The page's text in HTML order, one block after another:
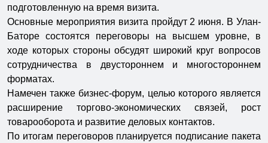
подготовленную на время визита.
Основные мероприятия визита пройдут 2 июня. В Улан-
Баторе состоятся переговоры на высшем уровне, в
ходе которых стороны обсудят широкий круг вопросов
сотрудничества в двустороннем и многостороннем
форматах.
Намечен также бизнес-форум, целью которого является
расширение торгово-экономических связей, рост
товарооборота и развитие деловых контактов.
По итогам переговоров планируется подписание пакета